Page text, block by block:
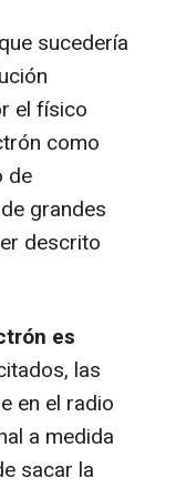
sucedería
el físico
como
de
grandes
descrito
es
las
en el radio
a medida
sacar la